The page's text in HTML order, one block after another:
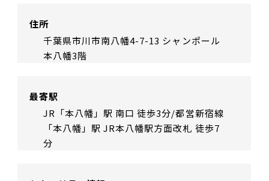
住所
千葉県市川市南八幡4-7-13 シャンポール
本八幡3階
最寄駅
JR「本八幡」駅 南口 徒歩3分/都営新宿線
「本八幡」駅 JR本八幡駅方面改札 徒歩7
分